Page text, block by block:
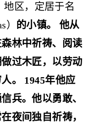
区，定居于名
的小镇。 他从
林中祈祷、阅读
过木匠，以劳动
。 1945年他应
兵。他以勇敢、
夜间独自祈祷，